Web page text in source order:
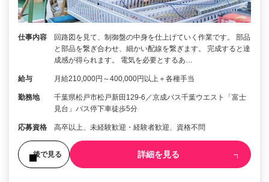
仕事内容
回路図を見て、制御盤の中身を仕上げていく作業です。 部品
と部品を繋ぎ合わせ、細かい配線を繋ぎます。 完成すると達
成感が得られます。 電気を必要とするあ…
給与 月給210,000円～400,000円以上＋各種手当
勤務地
千葉県松戸市松戸新田129-6／京成バス千葉ウエスト「富士
見台」バス停下車徒歩5分
応募資格 高卒以上、未経験歓迎・経験者歓迎、資格不問
後で見る 詳細を見る